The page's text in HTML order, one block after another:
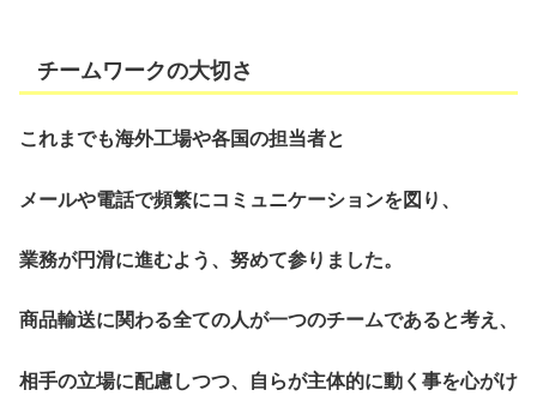
チームワークの大切さ
これまでも海外工場や各国の担当者と
メールや電話で頻繁にコミュニケーションを図り、
業務が円滑に進むよう、努めて参りました。
商品輸送に関わる全ての人が一つのチームであると考え、
相手の立場に配慮しつつ、自らが主体的に動く事を心がけ